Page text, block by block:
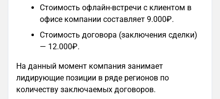
Стоимость офлайн-встречи с клиентом в
офисе компании составляет 9.000₽.
Стоимость договора (заключения сделки)
— 12.000₽.
На данный момент компания занимает
лидирующие позиции в ряде регионов по
количеству заключаемых договоров.